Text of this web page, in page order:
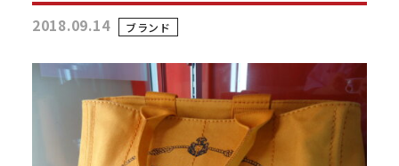
2018.09.14 ブランド